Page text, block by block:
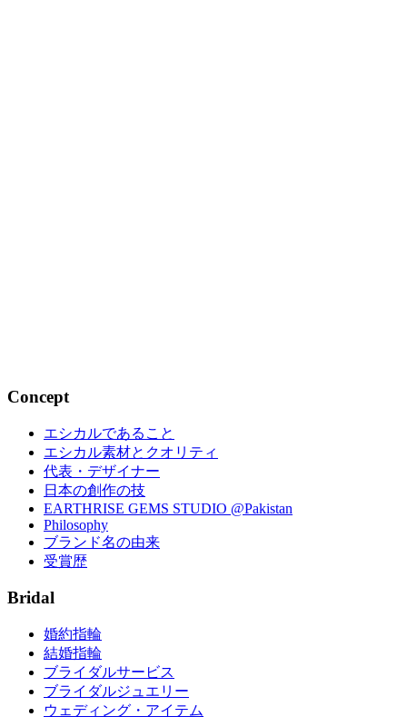
Concept
エシカルであること
エシカル素材とクオリティ
代表・デザイナー
日本の創作の技
EARTHRISE GEMS STUDIO @Pakistan
Philosophy
ブランド名の由来
受賞歴
Bridal
婚約指輪
結婚指輪
ブライダルサービス
ブライダルジュエリー
ウェディング・アイテム